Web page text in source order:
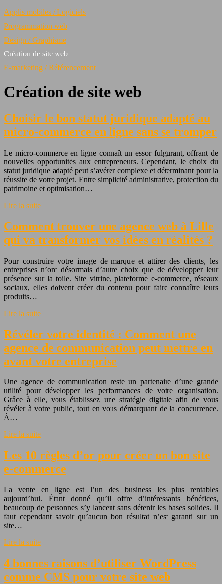
Applis mobiles / Logiciels
Programmation web
Design / Graphisme
Création de site web
E-marketing / Référencement
Création de site web
Choisir le bon statut juridique adapté au
micro-commerce en ligne sans se tromper
Le micro-commerce en ligne connaît un essor fulgurant, offrant de
nouvelles opportunités aux entrepreneurs. Cependant, le choix du
statut juridique adapté peut s’avérer complexe et déterminant pour la
réussite de votre projet. Entre simplicité administrative, protection du
patrimoine et optimisation…
Lire la suite
Comment trouver une agence web à Lille
qui va transformer vos idées en réalités ?
Pour construire votre image de marque et attirer des clients, les
entreprises n’ont désormais d’autre choix que de développer leur
présence sur la toile. Site vitrine, plateforme e-commerce, réseaux
sociaux, elles doivent créer du contenu pour faire connaître leurs
produits…
Lire la suite
Révéler votre identité : Comment une
agence de communication peut mettre en
avant votre entreprise
Une agence de communication reste un partenaire d’une grande
utilité pour développer les performances de votre organisation.
Grâce à elle, vous établissez une stratégie digitale afin de vous
révéler à votre public, tout en vous démarquant de la concurrence.
À…
Lire la suite
Les 10 règles d’or pour créer un bon site
e-commerce
La vente en ligne est l’un des business les plus rentables
aujourd’hui. Étant donné qu’il offre d’intéressants bénéfices,
beaucoup de personnes s’y lancent sans détenir les bases solides. Il
faut cependant savoir qu’aucun bon résultat n’est garanti sur un
site…
Lire la suite
4 bonnes raisons d’utiliser WordPress
comme CMS pour votre site web